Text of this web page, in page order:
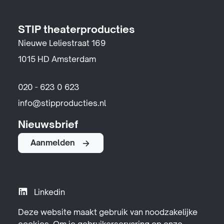
STIP theaterproducties
Nieuwe Leliestraat 169
1015 HD Amsterdam
020 - 623 0 623
info@stipproducties.nl
Nieuwsbrief
Aanmelden
Linkedin
Instagram
Deze website maakt gebruik van noodzakelijke